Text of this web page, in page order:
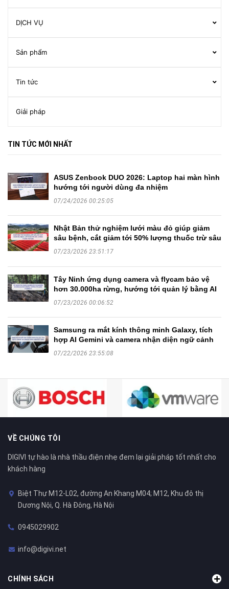
DỊCH VỤ
Sản phẩm
Tin tức
Giải pháp
TIN TỨC MỚI NHẤT
ASUS Zenbook DUO 2026: Laptop hai màn hình
hướng tới người dùng đa nhiệm
07/24/2026 00:25:05
Nhật Bản thử nghiệm lưới màu đỏ giúp giảm
sâu bệnh, cắt giảm tới 50% lượng thuốc trừ sâu
07/23/2026 23:51:17
Tây Ninh ứng dụng camera và flycam bảo vệ
hơn 30.000ha rừng, hướng tới quản lý bằng AI
07/23/2026 00:06:52
Samsung ra mắt kính thông minh Galaxy, tích
hợp AI Gemini và camera nhận diện ngữ cảnh
07/22/2026 23:55:08
VỀ CHÚNG TÔI
DIGIVI tự hào là nhà thầu điện nhẹ đem lại giải pháp tốt nhất cho
khách hàng
Biệt Thự M12-L02, đường An Khang M04; M12, Khu đô thị
Dương Nội, Q. Hà Đông, Hà Nội
0945029902
info@digivi.net
CHÍNH SÁCH